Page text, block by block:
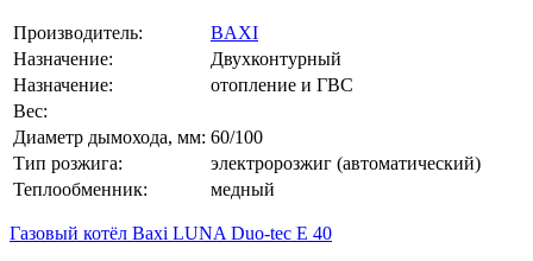
Производитель:
BAXI
Назначение:
Двухконтурный
Назначение:
отопление и ГВС
Вес:
Диаметр дымохода, мм: 60/100
Тип розжига:
электророзжиг (автоматический)
Теплообменник:
медный
Газовый котёл Baxi LUNA Duo-tec E 40